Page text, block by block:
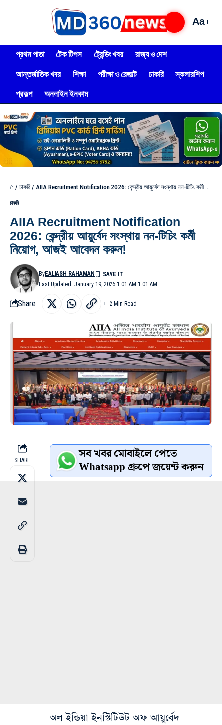
Aa
প্রথম পাতা টেক টিপস ট্রেন্ডিং খবর
রাজ্য ও দেশ
আন্তর্জাতিক খবর
শিক্ষা পরীক্ষা ও রেজাল্ট চাকরি
স্কলারশিপ
প্রকল্প
অনলাইন ইনকাম
⌂ / চাকরি / AIIA Recruitment Notification 2026: কেন্দ্রীয় আয়ুর্বেদ সংস্থায় নন-টিচিং কর্মী নিয়োগ, আজ‌ই আবেদন করুন!
চাকরি
AIIA Recruitment Notification
2026: কেন্দ্রীয় আয়ুর্বেদ সংস্থায় নন-টিচিং কর্মী
নিয়োগ, আজ‌ই আবেদন করুন!
Last Updated: January 19, 2026 1:01 AM 1:01 AM
ByEALIASH RAHAMAN
Share 2 Min Read
SHARE সব খবর মোবাইলে পেতে
Whatsapp গ্রুপে জয়েন্ট করুন
অল ইন্ডিয়া ইনস্টিটিউট অফ আয়ুর্বেদ